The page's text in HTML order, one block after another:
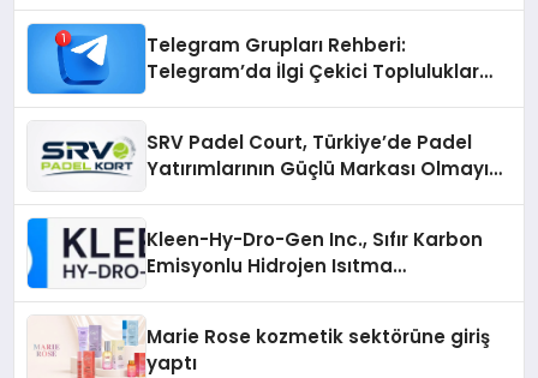
Telegram Grupları Rehberi:
Telegram’da İlgi Çekici Topluluklar
SRV Padel Court, Türkiye’de Padel
Yatırımlarının Güçlü Markası Olmayı
Kleen-Hy-Dro-Gen Inc., Sıfır Karbon
Emisyonlu Hidrojen Isıtma
Marie Rose kozmetik sektörüne giriş
yaptı